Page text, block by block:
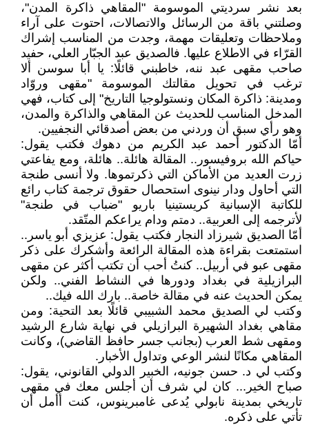
بعد نشر سرديتي الموسومة "المقاهي ذاكرة المدن"،
وصلتني باقة من الرسائل والاتصالات، احتوت على آراء
وملاحظات وتعليقات مهمة، وجدت من المناسب إشراك
القرّاء في الاطلاع عليها. فالصديق عبد الجبّار العلي، حفيد
صاحب مقهى عبد ننه، خاطبني قائلًا: يا أبا سوسن ألا
ترغب في تحويل مقالتك الموسومة "مقهى وروّاد
ومدينة: ذاكرة المكان ونستولوجيا التاريخ" إلى كتاب، فهي
المدخل المناسب للحديث عن المقاهي والذاكرة والمدن،
وهو رأي سبق أن وردني من بعض أصدقائي النجفيين.
أمّا الدكتور أحمد عبد الكريم من دهوك فكتب يقول:
حياكم الله بروفيسور.. المقالة هائلة.. هائلة، ومع يفاعتي
زرت العديد من الأماكن التي ذكرتموها. ولا أنسى طنجة
التي أحاول ودار نينوى استحصال حقوق ترجمة كتاب رائع
للكاتبة الإسبانية كريستينيا باريو "ضباب في طنجة"
لأترجمه إلى العربية.. دمتم ودام يراعكم المتّقد.
أمّا الصديق شيرزاد النجار فكتب يقول: عزيزي أبو ياسر..
استمتعت بقراءة هذه المقالة الرائعة وأشكرك على ذكر
مقهى عبو في أربيل.. كنتُ أحب أن تكتب أكثر عن مقهى
البرازيلية في بغداد ودورها في النشاط الفني.. ولكن
يمكن الحديث عنه في مقالة خاصة.. بارك الله فيك..
وكتب لي الصديق محمد الشبيبي قائلًا بعد التحية: ومن
مقاهي بغداد الشهيرة البرازيلي في نهاية شارع الرشيد
ومقهى شط العرب (بجانب جسر حافظ القاضي)، وكانت
المقاهي مكانًا لنشر الوعي وتداول الأخبار.
وكتب لي د. حسن جونيه، الخبير الدولي القانوني، يقول:
صباح الخير... كان لي شرف أن أجلس معك في مقهى
تاريخي بمدينة نابولي يُدعى غامبرينوس، كنت أأمل أن
تأتي على ذكره.